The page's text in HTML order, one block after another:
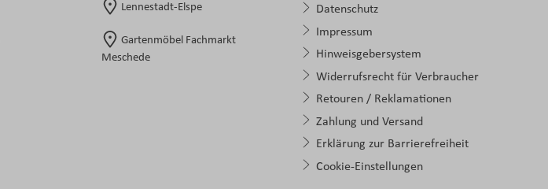
Lennestadt-Elspe
Gartenmöbel Fachmarkt
Meschede
Datenschutz
Impressum
Hinweisgebersystem
Widerrufsrecht für Verbraucher
Retouren / Reklamationen
Zahlung und Versand
Erklärung zur Barrierefreiheit
Cookie-Einstellungen